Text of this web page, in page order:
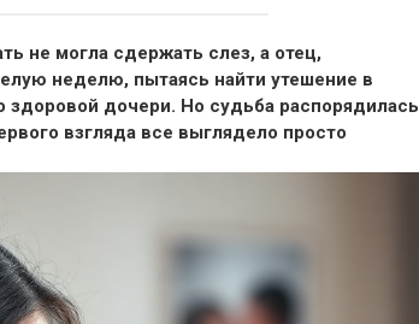
не могла сдержать слез, а отец,
неделю, пытаясь найти утешение в
здоровой дочери. Но судьба распорядилась
взгляда все выглядело просто